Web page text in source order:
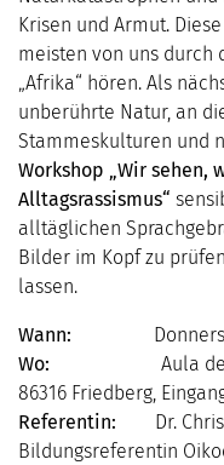
Krisen und Armut.
meisten von uns durch
„Afrika“ hören. Als
unberührte Natur, an
Stammeskulturen und
Workshop „Wir sehen,
Alltagsrassismus“
alltäglichen
Bilder im Kopf zu
lassen.
Wann:
Donnerstag,
Wo: Aula der FOS
86316 Friedberg,
Referentin: Dr.
Bildungsreferentin